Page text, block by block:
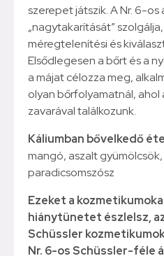
szerepet játszik. A Nr. 6-os
„nagytakarítását”
méregtelenítési és
Elsődlegesen a bőrt és a
a májat célozza meg,
olyan bőrfolyamatnál,
zavarával találkozunk.
Káliumban bővelkedő
mangó, aszalt
paradicsomszósz
Ezeket a
hiánytünetet észlelsz,
Schüssler
Nr. 6-os Schüssler-féle